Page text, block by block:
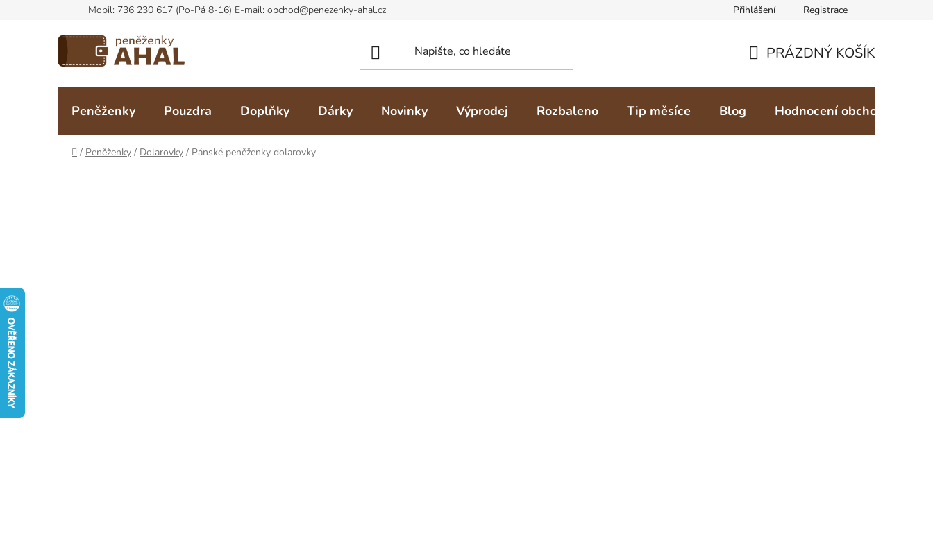
Přihlášení Registrace
KOŠÍK
PRÁZDNÝ KOŠÍK
Peněženky Pouzdra Doplňky Dárky Novinky Výprodej Rozbaleno Tip měsíce Blog Hodnocení obchodu
Domů
/ Peněženky / Dolarovky / Pánské peněženky dolarovky